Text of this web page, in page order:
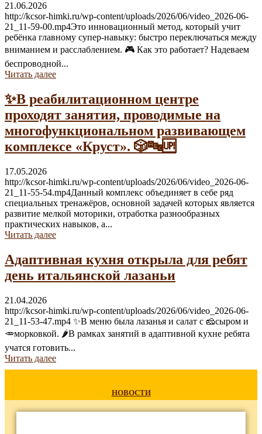
21.06.2026
http://kcsor-himki.ru/wp-content/uploads/2026/06/video_2026-06-
21_11-59-00.mp4Это инновационный метод, который учит
ребёнка главному супер-навыку: быстро переключаться между
вниманием и расслаблением. 🎮 Как это работает? Надеваем
беспроводной...
Читать далее
✨В реабилитационном центре
проходят занятия, проводимые на
многофункциональном развивающем
комплексе «Круст». 🎲🔤🆙
17.05.2026
http://kcsor-himki.ru/wp-content/uploads/2026/06/video_2026-06-
21_11-55-54.mp4Данный комплекс объединяет в себе ряд
специальных тренажёров, основной задачей которых является
развитие мелкой моторики, отработка разнообразных
практических навыков, а...
Читать далее
Адаптивная кухня открыла для ребят
день итальянской лазаньи
21.04.2026
http://kcsor-himki.ru/wp-content/uploads/2026/06/video_2026-06-
21_11-53-47.mp4 ✨В меню была лазанья и салат с 🧀сыром и
🥕морковкой. 🌶В рамках занятий в адаптивной кухне ребята
учатся готовить...
Читать далее
НОВОСТИ